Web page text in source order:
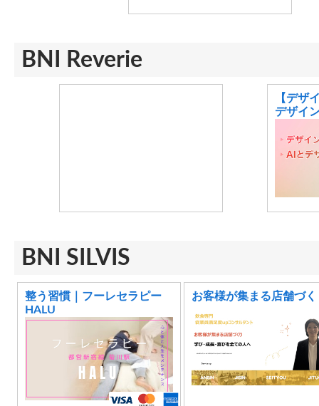
BNI Reverie
【デザ
デザイ
BNI SILVIS
整う習慣｜フーレセラピー
HALU
お客様が集まる店舗づく